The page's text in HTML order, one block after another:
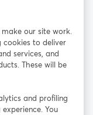
einem neuen Tab geöffnet
X (Twitter)
einem neuen Tab geöffnet
our site work.
cookies to deliver
services, and
These will be
and profiling
You